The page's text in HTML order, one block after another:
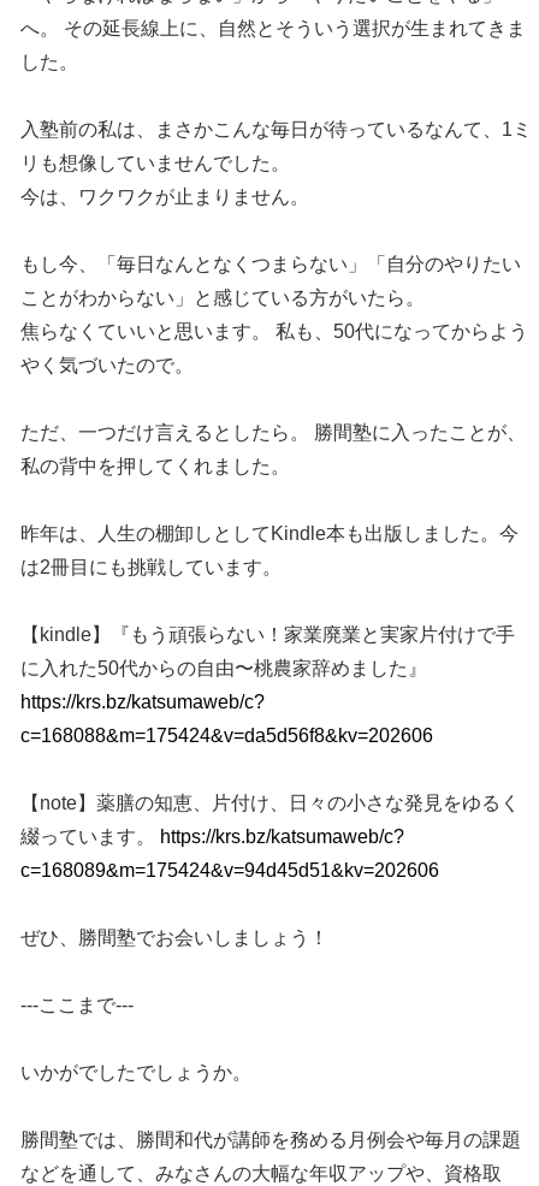
へ。 その延長線上に、自然とそういう選択が生まれてきま
した。
入塾前の私は、まさかこんな毎日が待っているなんて、1ミ
リも想像していませんでした。
今は、ワクワクが止まりません。
もし今、「毎日なんとなくつまらない」「自分のやりたい
ことがわからない」と感じている方がいたら。
焦らなくていいと思います。 私も、50代になってからよう
やく気づいたので。
ただ、一つだけ言えるとしたら。 勝間塾に入ったことが、
私の背中を押してくれました。
昨年は、人生の棚卸しとしてKindle本も出版しました。今
は2冊目にも挑戦しています。
【kindle】『もう頑張らない！家業廃業と実家片付けで手
に入れた50代からの自由〜桃農家辞めました』
https://krs.bz/katsumaweb/c?
c=168088&m=175424&v=da5d56f8&kv=202606
【note】薬膳の知恵、片付け、日々の小さな発見をゆるく
綴っています。 https://krs.bz/katsumaweb/c?
c=168089&m=175424&v=94d45d51&kv=202606
ぜひ、勝間塾でお会いしましょう！
---ここまで---
いかがでしたでしょうか。
勝間塾では、勝間和代が講師を務める月例会や毎月の課題
などを通して、みなさんの大幅な年収アップや、資格取